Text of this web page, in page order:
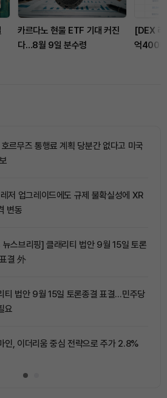
카르다노 현물 ETF 기대 커진
다…8월 9일 분수령
[DEX 리
억4000
르무즈 통행료 계획 당분간 없다고 미국
저 업그레이드에도 규제 불확실성에 XR
변동
뉴스브리핑] 클래리티 법안 9월 15일 토론
결 外
티 법안 9월 15일 토론종결 표결…민주당
요
인, 이더리움 중심 전략으로 주가 2.8%